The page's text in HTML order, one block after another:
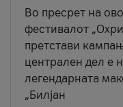
Во пресрет на
фестивалот
претстави
централен дел е
легендарната
„Билјан